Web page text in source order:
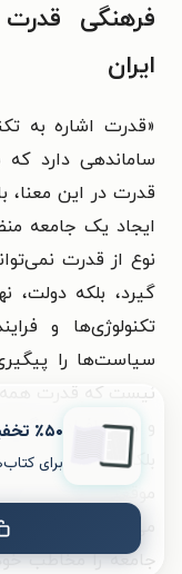
فرهنگی
ایران
«قدرت اشاره به
ساماندهی دارد
قدرت در این معنا،
ایجاد یک جامعه
نوع از قدرت
گیرد، بلکه دولت،
تکنولوژی‌ها و
سیاست‌ها را
نیست که قدرت
و همه افراد و
بلکه در این نظام
می‌کوشند؛ از
جامعه را مخاطب
٪۵۰ تخفیف ویژۀ اولین خرید
برای